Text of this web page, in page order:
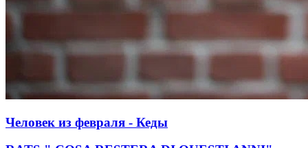
Человек из февраля - Кеды